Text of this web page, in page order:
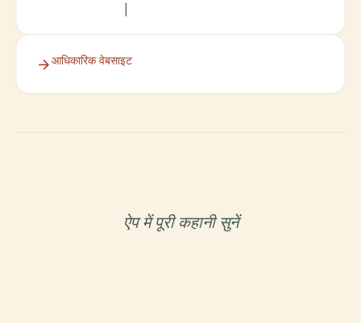
आधिकारिक वेबसाइट
ऐप में पूरी कहानी सुनें